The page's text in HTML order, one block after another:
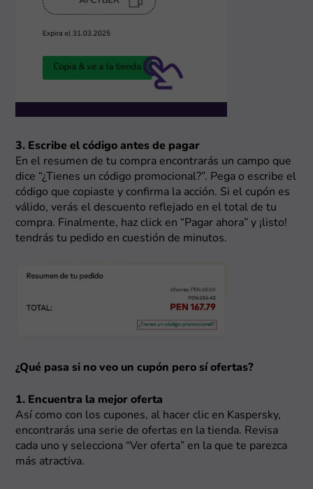
3. Escribe el código antes de pagar
En el resumen de tu compra encontrarás un campo que
dice “¿Tienes un código promocional?”. Pega o escribe el
código que copiaste y confirma la acción. Si el cupón es
válido, verás el descuento reflejado en el total de tu
compra. Finalmente, haz click en “Pagar ahora” y ¡listo!
tendrás tu pedido en cuestión de minutos.
¿Qué pasa si no veo un cupón pero sí ofertas?
1. Encuentra la mejor oferta
Así como con los cupones, al hacer clic en Kaspersky,
encontrarás una serie de ofertas en la tienda. Revisa
cada uno y selecciona “Ver oferta” en la que te parezca
más atractiva.